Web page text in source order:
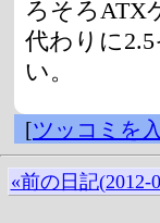
ろそろATX
代わりに
い。
[ツッコミを
«前の日記(2012-